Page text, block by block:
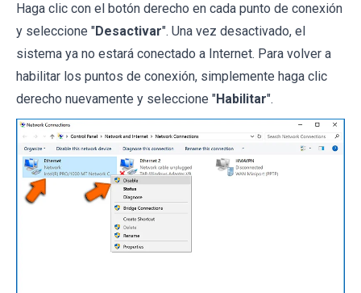
Haga clic con el botón derecho en cada punto de conexión
y seleccione "Desactivar". Una vez desactivado, el
sistema ya no estará conectado a Internet. Para volver a
habilitar los puntos de conexión, simplemente haga clic
derecho nuevamente y seleccione "Habilitar".